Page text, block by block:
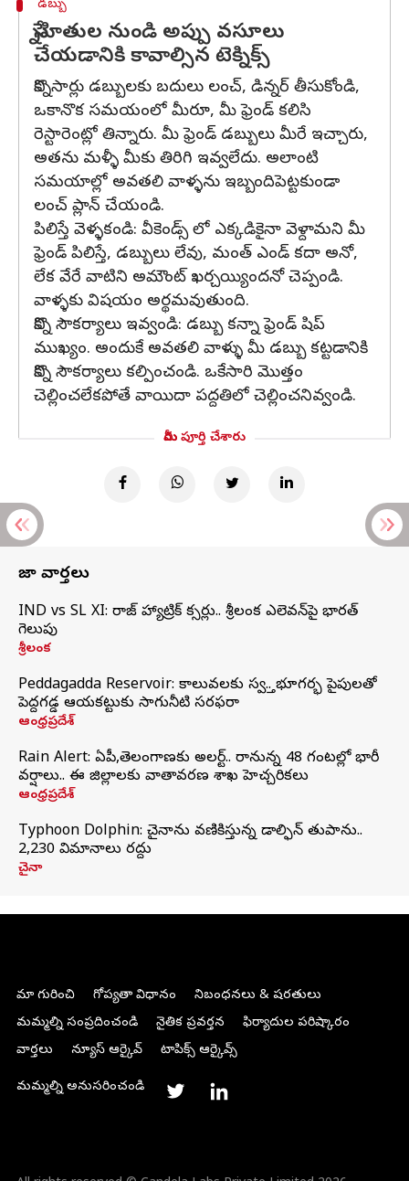
డబ్బు
స్నేహితుల నుండి అప్పు వసూలు
చేయడానికి కావాల్సిన టెక్నిక్స్
కొన్నిసార్లు డబ్బులకు బదులు లంచ్, డిన్నర్ తీసుకోండి,
ఒకానొక సమయంలో మీరూ, మీ ఫ్రెండ్ కలిసి
రెస్టారెంట్లో తిన్నారు. మీ ఫ్రెండ్ డబ్బులు మీరే ఇచ్చారు,
అతను మళ్ళీ మీకు తిరిగి ఇవ్వలేదు. అలాంటి
సమయాల్లో అవతలి వాళ్ళను ఇబ్బందిపెట్టకుండా
లంచ్ ప్లాన్ చేయండి.
పిలిస్తే వెళ్ళకండి: వీకెండ్స్ లో ఎక్కడికైనా వెళ్దామని మీ
ఫ్రెండ్ పిలిస్తే, డబ్బులు లేవు, మంత్ ఎండ్ కదా అనో,
లేక వేరే వాటిని అమౌంట్ ఖర్చయ్యిందనో చెప్పండి.
వాళ్ళకు విషయం అర్థమవుతుంది.
కొన్ని సౌకర్యాలు ఇవ్వండి: డబ్బు కన్నా ఫ్రెండ్ షిప్
ముఖ్యం. అందుకే అవతలి వాళ్ళు మీ డబ్బు కట్టడానికి
కొన్ని సౌకర్యాలు కల్పించండి. ఒకేసారి మొత్తం
చెల్లించలేకపోతే వాయిదా పద్దతిలో చెల్లించనివ్వండి.
మీరు పూర్తి చేశారు
తాజా వార్తలు
IND vs SL XI: సిరాజ్‌ హ్యాట్రిక్‌ సిక్సర్లు.. శ్రీలంక ఎలెవన్‌పై భారత్‌
గెలుపు
శ్రీలంక
Peddagadda Reservoir: కాలువలకు స్వస్తి.. భూగర్భ పైపులతో
పెద్దగడ్డ ఆయకట్టుకు సాగునీటి సరఫరా
ఆంధ్రప్రదేశ్
Rain Alert: ఏపీ,తెలంగాణకు అలర్ట్.. రానున్న 48 గంటల్లో భారీ
వర్షాలు.. ఈ జిల్లాలకు వాతావరణ శాఖ హెచ్చరికలు
ఆంధ్రప్రదేశ్
Typhoon Dolphin: చైనాను వణికిస్తున్న డాల్ఫిన్‌ తుపాను..
2,230 విమానాలు రద్దు
చైనా
మా గురించి గోప్యతా విధానం
నిబంధనలు & షరతులు
మమ్మల్ని సంప్రదించండి
నైతిక ప్రవర్తన
ఫిర్యాదుల పరిష్కారం
వార్తలు
న్యూస్ ఆర్కైవ్ టాపిక్స్ ఆర్కైవ్స్
మమ్మల్ని అనుసరించండి